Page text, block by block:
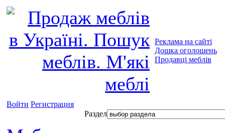
Реклама на сайті
Дошка оголошень
Продавці меблів
Войти Регистрация
Раздел